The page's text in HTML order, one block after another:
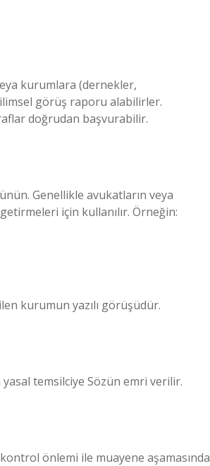
kurumlara (dernekler,
görüş raporu alabilirler.
doğrudan başvurabilir.
Genellikle avukatların veya
için kullanılır. Örneğin:
kurumun yazılı görüşüdür.
yasal temsilciye Sözün emri verilir.
önlemi ile muayene aşamasında